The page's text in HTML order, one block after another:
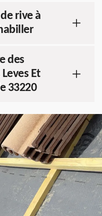
rive à
des
Et
33220